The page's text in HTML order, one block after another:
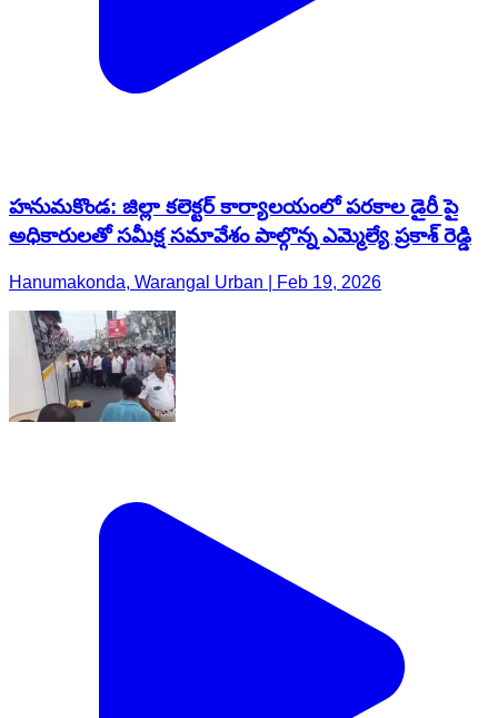
హనుమకొండ: జిల్లా కలెక్టర్ కార్యాలయంలో పరకాల డైరీ పై
అధికారులతో సమీక్ష సమావేశం పాల్గొన్న ఎమ్మెల్యే ప్రకాశ్ రెడ్డి
Hanumakonda, Warangal Urban | Feb 19, 2026